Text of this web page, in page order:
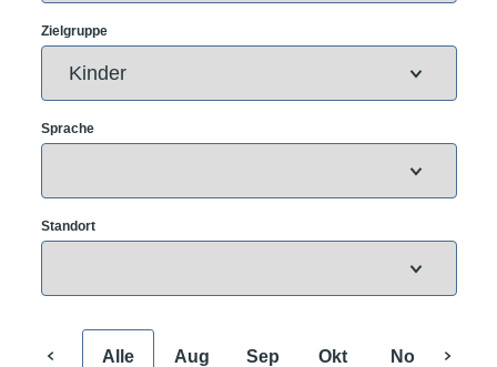
Zielgruppe
Sprache
Standort
Alle Aug Sep Okt Nov